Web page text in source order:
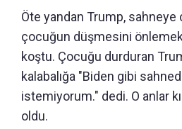
Öte yandan Trump, sahneye
çocuğun düşmesini
koştu. Çocuğu durduran
kalabalığa "Biden gibi
istemiyorum." dedi. O anlar
oldu.